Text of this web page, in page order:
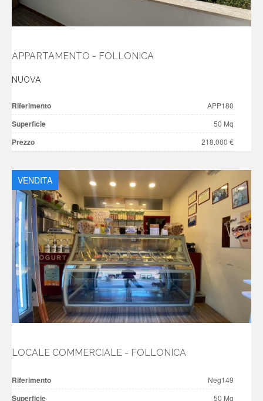
APPARTAMENTO - FOLLONICA
NUOVA
Riferimento APP180
Superficie 50 Mq
Prezzo 218.000 €
VENDITA
LOCALE COMMERCIALE - FOLLONICA
Riferimento Neg149
Superficie 50 Mq